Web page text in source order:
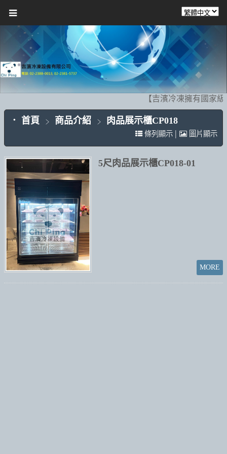
【吉濱冷凍擁有國家
首頁 商品介紹 肉品展示櫃CP018
條列顯示 | 圖片顯示
5尺肉品展示櫃CP018-01